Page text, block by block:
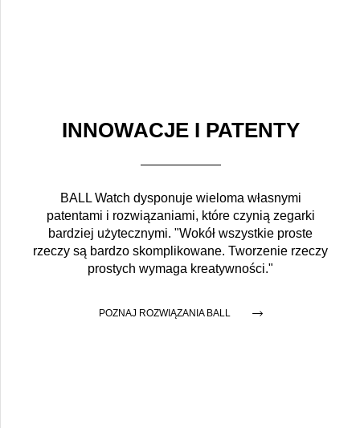
INNOWACJE I PATENTY
BALL Watch dysponuje wieloma własnymi
patentami i rozwiązaniami, które czynią zegarki
bardziej użytecznymi. "Wokół wszystkie proste
rzeczy są bardzo skomplikowane. Tworzenie rzeczy
prostych wymaga kreatywności."
POZNAJ ROZWIĄZANIA BALL